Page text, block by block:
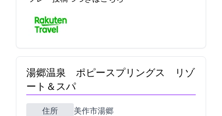
湯郷温泉 ポピースプリングス リゾ
ート＆スパ
住所 美作市湯郷538-1